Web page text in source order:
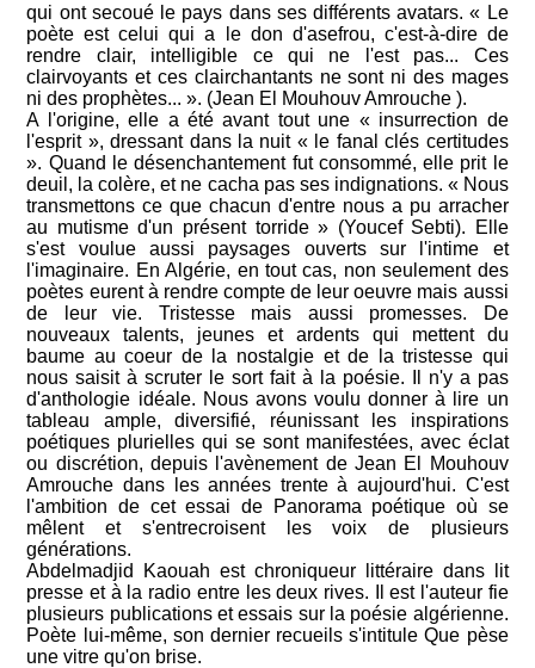
qui ont secoué le pays dans ses différents avatars. « Le
poète est celui qui a le don d'asefrou, c'est-à-dire de
rendre clair, intelligible ce qui ne l'est pas... Ces
clairvoyants et ces clairchantants ne sont ni des mages
ni des prophètes... ». (Jean El Mouhouv Amrouche ).
A l'origine, elle a été avant tout une « insurrection de
l'esprit », dressant dans la nuit « le fanal clés certitudes
». Quand le désenchantement fut consommé, elle prit le
deuil, la colère, et ne cacha pas ses indignations. « Nous
transmettons ce que chacun d'entre nous a pu arracher
au mutisme d'un présent torride » (Youcef Sebti). Elle
s'est voulue aussi paysages ouverts sur l'intime et
l'imaginaire. En Algérie, en tout cas, non seulement des
poètes eurent à rendre compte de leur oeuvre mais aussi
de leur vie. Tristesse mais aussi promesses. De
nouveaux talents, jeunes et ardents qui mettent du
baume au coeur de la nostalgie et de la tristesse qui
nous saisit à scruter le sort fait à la poésie. Il n'y a pas
d'anthologie idéale. Nous avons voulu donner à lire un
tableau ample, diversifié, réunissant les inspirations
poétiques plurielles qui se sont manifestées, avec éclat
ou discrétion, depuis l'avènement de Jean El Mouhouv
Amrouche dans les années trente à aujourd'hui. C'est
l'ambition de cet essai de Panorama poétique où se
mêlent et s'entrecroisent les voix de plusieurs
générations.
Abdelmadjid Kaouah est chroniqueur littéraire dans lit
presse et à la radio entre les deux rives. Il est l'auteur fie
plusieurs publications et essais sur la poésie algérienne.
Poète lui-même, son dernier recueils s'intitule Que pèse
une vitre qu'on brise.